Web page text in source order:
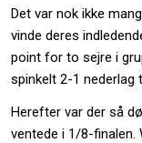
Det var nok ikke
vinde deres
point for to sejre i
spinkelt 2-1 nederlag
Herefter var der så
ventede i 1/8-finalen.